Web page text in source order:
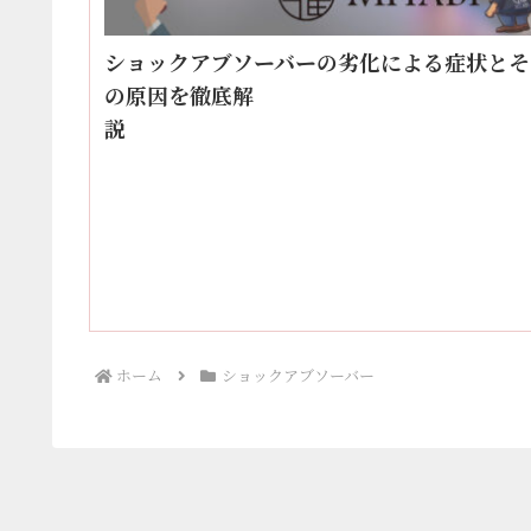
ショックアブソーバーの劣化による症状とそ
の原因を徹底解
説
ホーム ショックアブソーバー